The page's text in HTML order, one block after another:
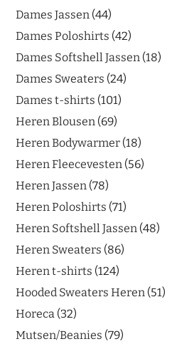
Dames Jassen 44
Dames Poloshirts 42
Dames Softshell Jassen 18
Dames Sweaters 24
Dames t-shirts 101
Heren Blousen 69
Heren Bodywarmer 18
Heren Fleecevesten 56
Heren Jassen 78
Heren Poloshirts 71
Heren Softshell Jassen 48
Heren Sweaters 86
Heren t-shirts 124
Hooded Sweaters Heren 51
Horeca 32
Mutsen/Beanies 79